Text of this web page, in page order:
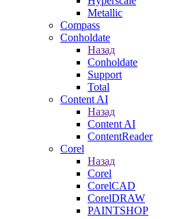
Metallic
Compass
Conholdate
Назад
Conholdate
Support
Total
Content AI
Назад
Content AI
ContentReader
Corel
Назад
Corel
CorelCAD
CorelDRAW
PAINTSHOP